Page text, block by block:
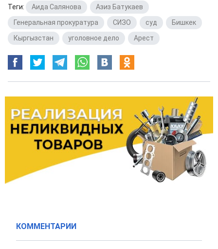
Теги: Аида Салянова Азиз Батукаев
Генеральная прокуратура
СИЗО суд Бишкек
Кыргызстан
уголовное дело Арест
КОММЕНТАРИИ